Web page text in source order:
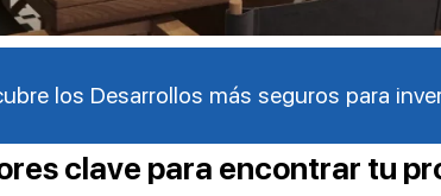
los Desarrollos más seguros para
clave para encontrar tu